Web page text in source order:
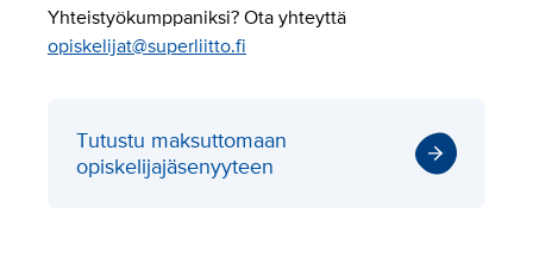
Yhteistyökumppaniksi? Ota yhteyttä
opiskelijat@superliitto.fi
Tutustu maksuttomaan
opiskelijajäsenyyteen